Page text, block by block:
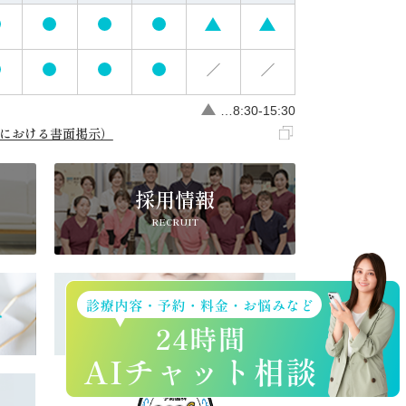
…8:30-15:30
おける書面掲示）
採用情報
RECRUIT